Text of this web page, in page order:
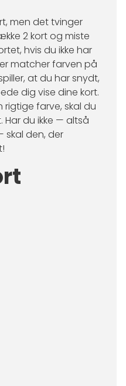
men det tvinger
2 kort og miste
hvis du ikke har
matcher farven på
at du har snydt,
dig vise dine kort.
rigtige farve, skal du
Har du ikke — altså
skal den, der